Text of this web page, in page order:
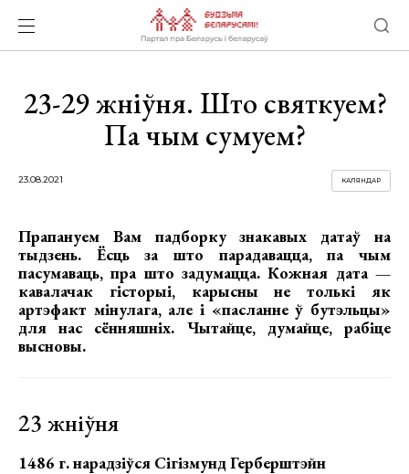
23-29 жніўня. Што святкуем?
Па чым сумуем?
23.08.2021 КАЛЯНДАР
Прапануем Вам падборку знакавых датаў на
тыдзень. Ёсць за што парадавацца, па чым
пасумаваць, пра што задумацца. Кожная дата —
кавалачак гісторыі, карысны не толькі як
артэфакт мінулага, але і «пасланне ў бутэльцы»
для нас сённяшніх. Чытайце, думайце, рабіце
высновы.
23 жніўня
1486 г. нарадзіўся Сігізмунд Герберштэйн